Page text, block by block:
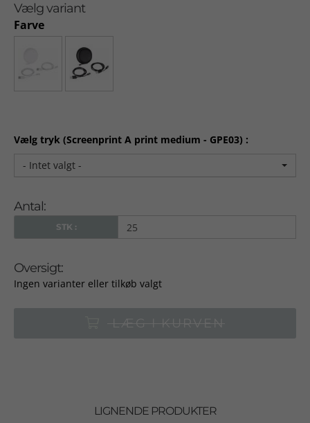
Vælg variant
Farve
Vælg tryk (Screenprint A print medium - GPE03) :
- Intet valgt -
Antal:
STK :
Oversigt:
Ingen varianter eller tilkøb valgt
LIGNENDE PRODUKTER